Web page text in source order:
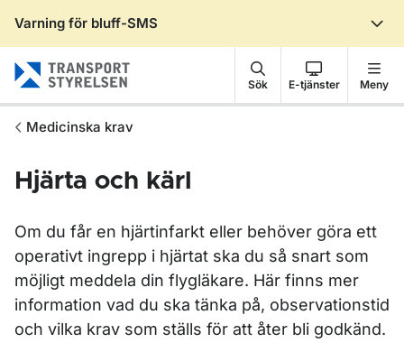
Varning för bluff-SMS
Sök E-tjänster Meny
Medicinska krav
Hjärta och kärl
Om du får en hjärtinfarkt eller behöver göra ett
operativt ingrepp i hjärtat ska du så snart som
möjligt meddela din flygläkare. Här finns mer
information vad du ska tänka på, observationstid
och vilka krav som ställs för att åter bli godkänd.